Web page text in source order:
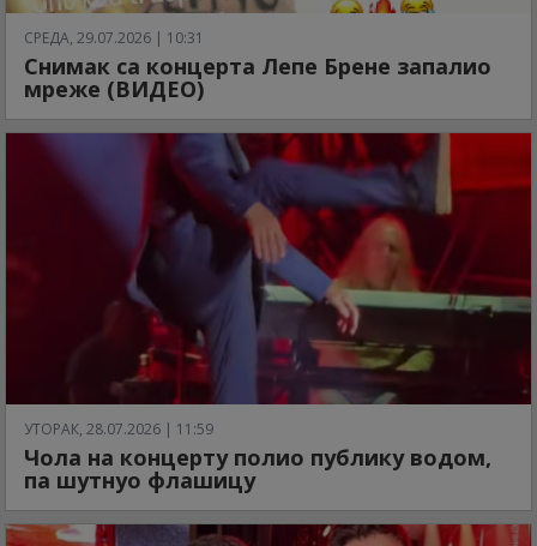
СРЕДА, 29.07.2026 | 10:31
Снимак са концерта Лепе Брене запалио
мреже (ВИДЕО)
УТОРАК, 28.07.2026 | 11:59
Чола на концерту полио публику водом,
па шутнуо флашицу